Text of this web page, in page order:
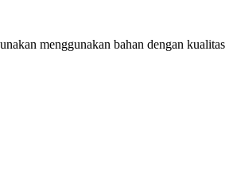
menggunakan bahan dengan kualitas